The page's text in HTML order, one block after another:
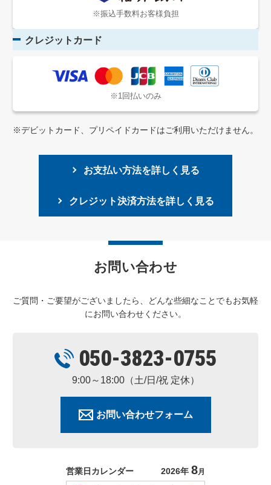
※振込手数料お客様負担
クレジットカード
※1回払いのみ
※デビットカード、プリペイドカードはご利用いただけません。
お支払い方法を詳しく見る
クレジット決済方法を詳しく見る
お問い合わせ
ご質問・ご要望がございましたら、どんな些細なことでもお気軽
にお問い合わせください。
営業日カレンダー 2026年 8月
050-3823-0755
9:00～18:00（土/日/祝 定休）
お問い合わせフォーム